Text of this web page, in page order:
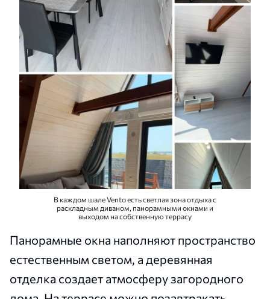
В каждом шале Vento есть светлая зона отдыха с
раскладным диваном, панорамными окнами и
выходом на собственную террасу
Панорамные окна наполняют пространство
естественным светом, а деревянная
отделка создает атмосферу загородного